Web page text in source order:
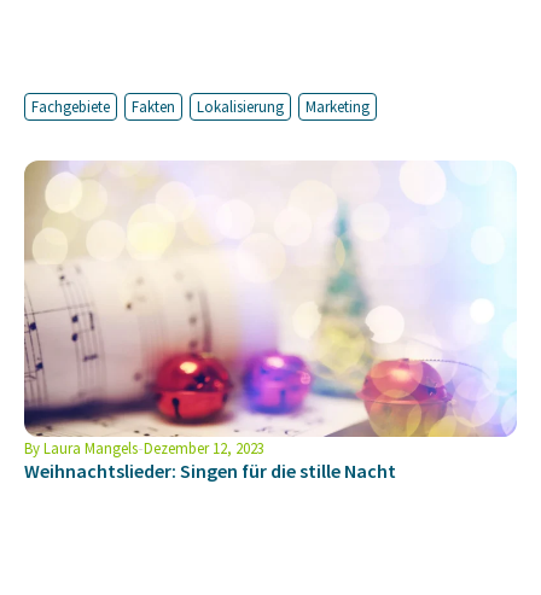
Fachgebiete Fakten Lokalisierung Marketing
ByLaura Mangels Dezember 12, 2023
Weihnachtslieder: Singen für die stille Nacht